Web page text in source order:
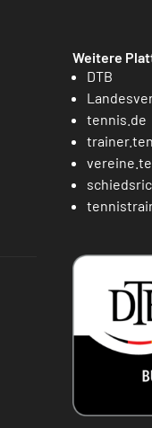
Weitere
DTB
tennis.de